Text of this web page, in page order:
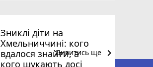
Зниклі діти на
Хмельниччині: кого
вдалося знайти, а
кого шукають досі
Дивитись ще keyboard_arrow_right